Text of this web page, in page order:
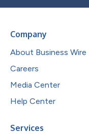
Company
About Business Wire
Careers
Media Center
Help Center
Services